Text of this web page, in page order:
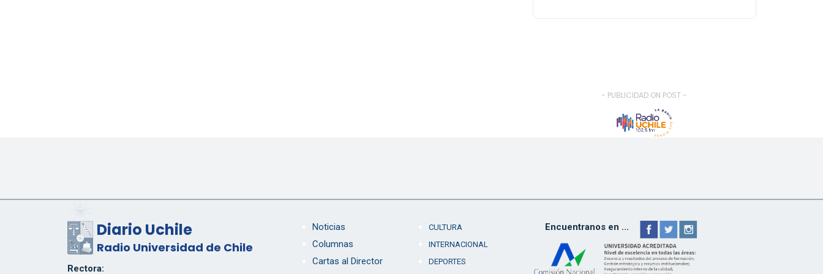
- PUBLICIDAD ON POST -
Diario Uchile
Radio Universidad de Chile
Rectora:
Noticias
Columnas
Cartas al Director
CULTURA
INTERNACIONAL
DEPORTES
Encuentranos en ...